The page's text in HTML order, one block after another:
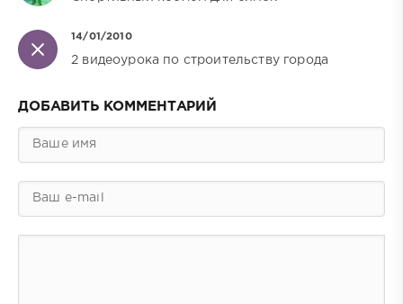
14/01/2010
2 видеоурока по строительству города
ДОБАВИТЬ КОММЕНТАРИЙ